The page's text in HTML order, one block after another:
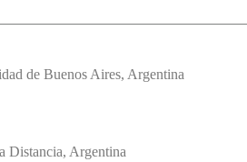
de Buenos Aires, Argentina
Distancia, Argentina